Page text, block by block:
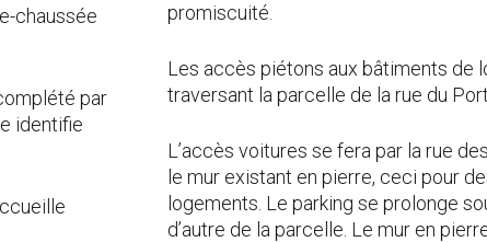
chaussée
par
identifie
promiscuité.
Les accès piétons aux bâtiments de
traversant la parcelle de la rue du
L’accès voitures se fera par la rue
le mur existant en pierre, ceci pour
logements. Le parking se prolonge
d’autre de la parcelle. Le mur en